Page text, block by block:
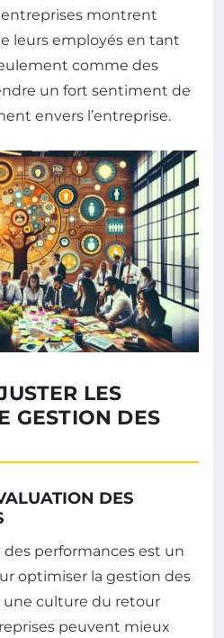
montrent
leurs employés en tant
comme des
un fort sentiment de
envers l’entreprise.
LES
GESTION DES
DES
des performances est un
optimiser la gestion des
une culture du retour
peuvent mieux